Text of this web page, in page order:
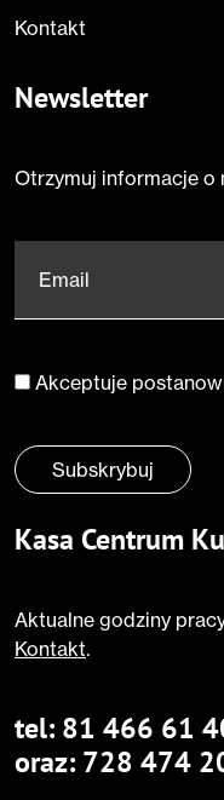
Kontakt
Newsletter
Otrzymuj informacje o
Email
Zgoda*
Akceptuje
Subskrybuj
Kasa Centrum
Aktualne godziny
Kontakt.
tel: 81 466 61
oraz: 728 474